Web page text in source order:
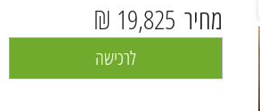
מחיר 19,825 ₪
לרכישה